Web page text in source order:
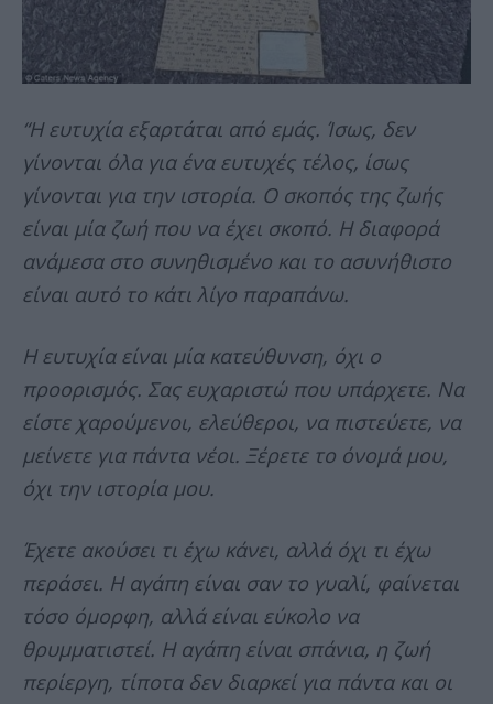
“Η ευτυχία εξαρτάται από εμάς. Ίσως, δεν
γίνονται όλα για ένα ευτυχές τέλος, ίσως
γίνονται για την ιστορία. Ο σκοπός της ζωής
είναι μία ζωή που να έχει σκοπό. Η διαφορά
ανάμεσα στο συνηθισμένο και το ασυνήθιστο
είναι αυτό το κάτι λίγο παραπάνω.
Η ευτυχία είναι μία κατεύθυνση, όχι ο
προορισμός. Σας ευχαριστώ που υπάρχετε. Να
είστε χαρούμενοι, ελεύθεροι, να πιστεύετε, να
μείνετε για πάντα νέοι. Ξέρετε το όνομά μου,
όχι την ιστορία μου.
Έχετε ακούσει τι έχω κάνει, αλλά όχι τι έχω
περάσει. Η αγάπη είναι σαν το γυαλί, φαίνεται
τόσο όμορφη, αλλά είναι εύκολο να
θρυμματιστεί. Η αγάπη είναι σπάνια, η ζωή
περίεργη, τίποτα δεν διαρκεί για πάντα και οι